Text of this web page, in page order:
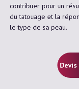
contribuer pour un
du tatouage et la
le type de sa peau.